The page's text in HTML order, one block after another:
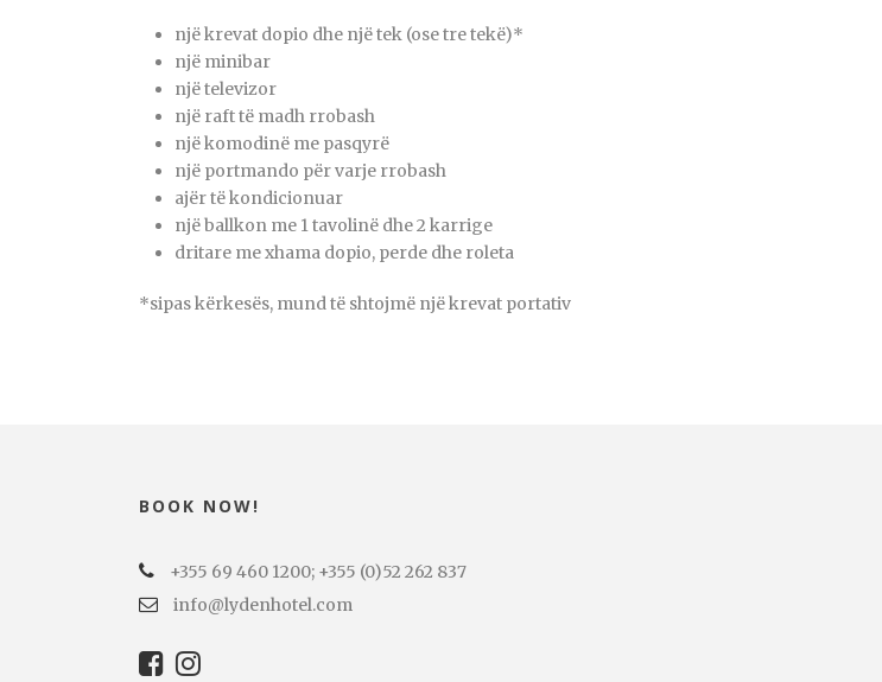
një krevat dopio dhe një tek (ose tre tekë)*
një minibar
një televizor
një raft të madh rrobash
një komodinë me pasqyrë
një portmando për varje rrobash
ajër të kondicionuar
një ballkon me 1 tavolinë dhe 2 karrige
dritare me xhama dopio, perde dhe roleta
*sipas kërkesës, mund të shtojmë një krevat portativ
BOOK NOW!
+355 69 460 1200; +355 (0)52 262 837
info@lydenhotel.com